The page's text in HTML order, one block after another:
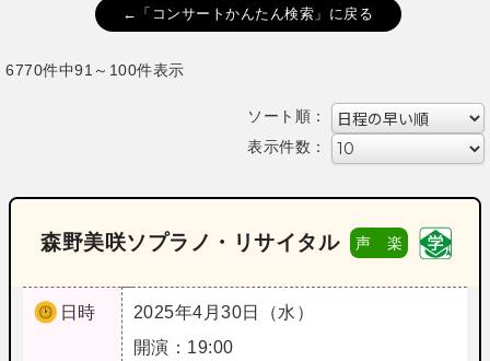
←「コンサートかんたん検索」に戻る
6770件中91～100件表示
ソート順：
表示件数：
森野美咲ソプラノ・リサイタル 声 楽
日時
2025年4月30日（水）
開演：19:00